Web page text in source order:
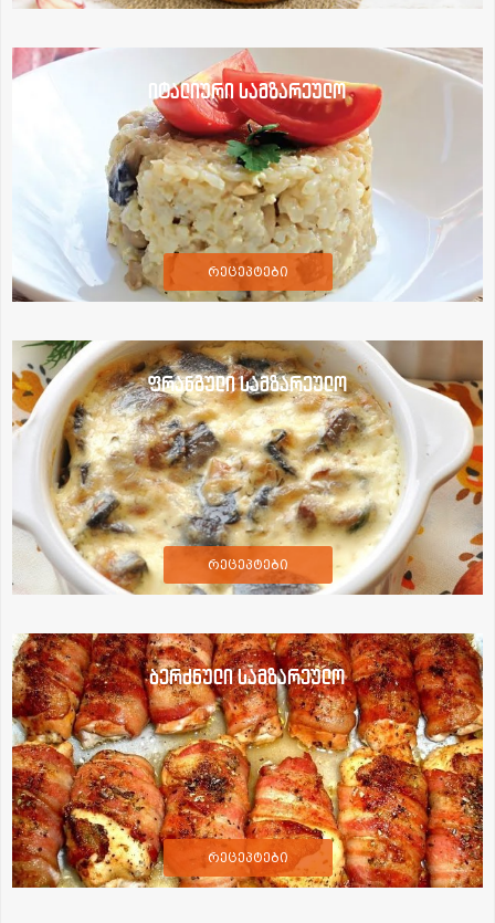
იტალიური სამზარეულო
რეცეპტები
ფრანგული სამზარეულო
რეცეპტები
ბერძნული სამზარეულო
რეცეპტები